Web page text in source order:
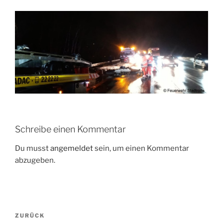
Schreibe einen Kommentar
Du musstangemeldetsein, um einen Kommentar
abzugeben.
Beitragsnavigation
Vorheriger
ZURÜCK